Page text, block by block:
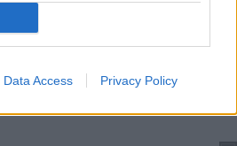
Data Access Privacy Policy